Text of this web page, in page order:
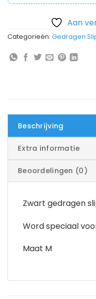
Aan
Categorieën: Gedragen
Beschrijving
Extra informatie
Beoordelingen (0)
Zwart gedragen
Word speciaal
Maat M